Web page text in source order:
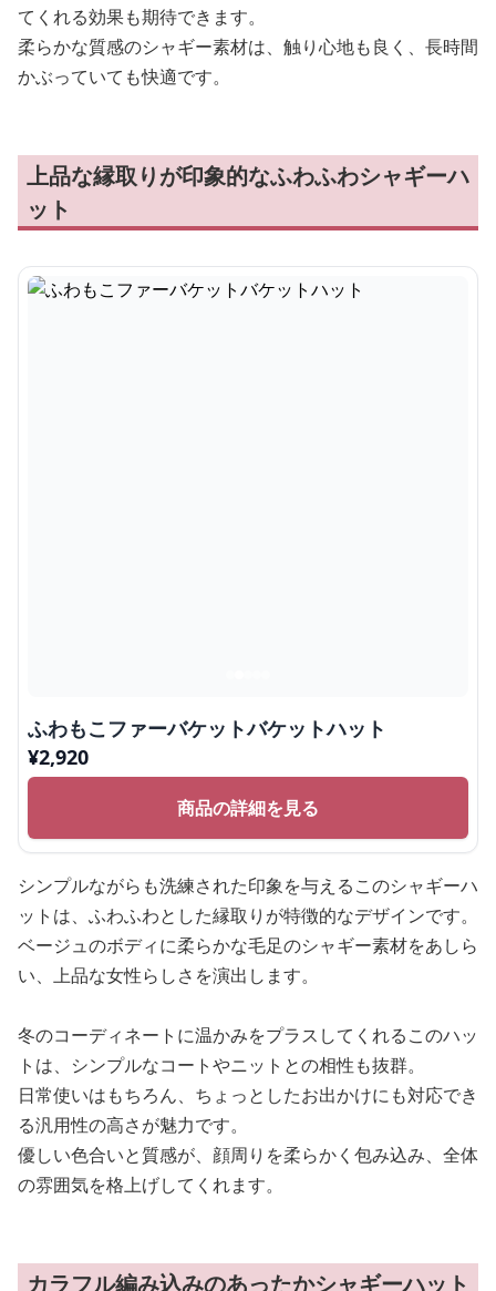
てくれる効果も期待できます。
柔らかな質感のシャギー素材は、触り心地も良く、長時間
かぶっていても快適です。
上品な縁取りが印象的なふわふわシャギーハ
ット
ふわもこファーバケットバケットハット
¥2,920
商品の詳細を見る
シンプルながらも洗練された印象を与えるこのシャギーハ
ットは、ふわふわとした縁取りが特徴的なデザインです。
ベージュのボディに柔らかな毛足のシャギー素材をあしら
い、上品な女性らしさを演出します。
冬のコーディネートに温かみをプラスしてくれるこのハッ
トは、シンプルなコートやニットとの相性も抜群。
日常使いはもちろん、ちょっとしたお出かけにも対応でき
る汎用性の高さが魅力です。
優しい色合いと質感が、顔周りを柔らかく包み込み、全体
の雰囲気を格上げしてくれます。
カラフル編み込みのあったかシャギーハット